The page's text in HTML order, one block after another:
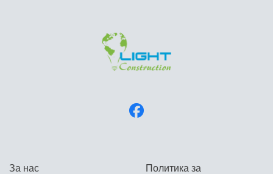
За нас
Политика за